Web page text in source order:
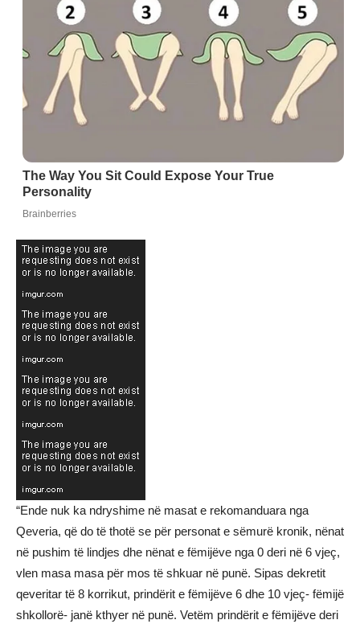
“Ende nuk ka ndryshime në masat e rekomanduara nga
Qeveria, që do të thotë se për personat e sëmurë kronik, nënat
në pushim të lindjes dhe nënat e fëmijëve nga 0 deri në 6 vjeç,
vlen masa masa për mos të shkuar në punë. Sipas dekretit
qeveritar të 8 korrikut, prindërit e fëmijëve 6 dhe 10 vjeç- fëmijë
shkollorë- janë kthyer në punë. Vetëm prindërit e fëmijëve deri